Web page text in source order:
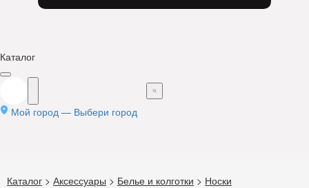
Каталог
Мой город — Выбери город
Каталог > Аксессуары > Белье и колготки > Носки